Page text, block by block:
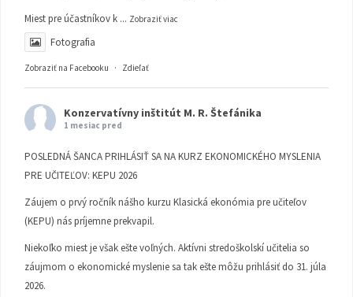
Miest pre účastníkov k ... Zobraziť viac
Fotografia
Zobraziť na Facebooku · Zdieľať
Konzervatívny inštitút M. R. Štefánika
1 mesiac pred
POSLEDNÁ ŠANCA PRIHLÁSIŤ SA NA KURZ EKONOMICKÉHO MYSLENIA
PRE UČITEĽOV: KEPU 2026
Záujem o prvý ročník nášho kurzu Klasická ekonómia pre učiteľov
(KEPU) nás príjemne prekvapil.
Niekoľko miest je však ešte voľných. Aktívni stredoškolskí učitelia so
záujmom o ekonomické myslenie sa tak ešte môžu prihlásiť do 31. júla
2026.